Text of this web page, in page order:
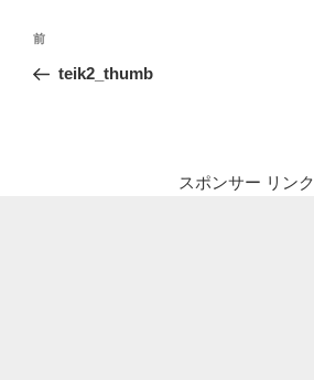
投
ナ
前
の
前
teik2_thumb
スポンサー リンク